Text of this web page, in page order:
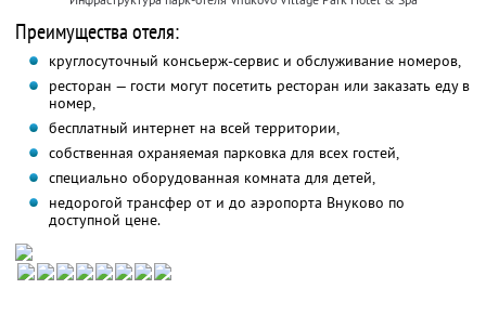
Преимущества отеля:
круглосуточный консьерж-сервис и обслуживание номеров,
ресторан — гости могут посетить ресторан или заказать еду в
номер,
бесплатный интернет на всей территории,
собственная охраняемая парковка для всех гостей,
специально оборудованная комната для детей,
недорогой трансфер от и до аэропорта Внуково по
доступной цене.